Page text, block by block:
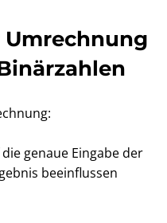
Umrechnung
genaue Eingabe der
beeinflussen